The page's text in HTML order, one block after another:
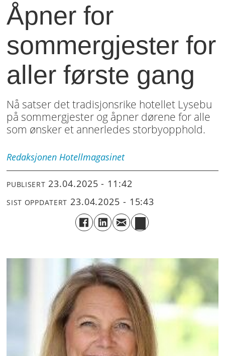
Åpner for
sommergjester for
aller første gang
Nå satser det tradisjonsrike hotellet Lysebu
på sommergjester og åpner dørene for alle
som ønsker et annerledes storbyopphold.
Redaksjonen Hotellmagasinet
PUBLISERT 23.04.2025 - 11:42
SIST OPPDATERT 23.04.2025 - 15:43